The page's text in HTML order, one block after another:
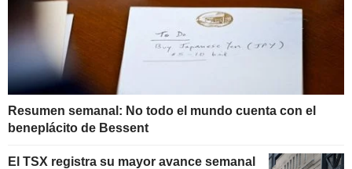
Resumen semanal: No todo el mundo cuenta con el
beneplácito de Bessent
El TSX registra su mayor avance semanal